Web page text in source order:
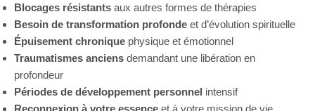
Blocages résistants aux autres formes de thérapies
Besoin de transformation profonde et d’évolution spirituelle
Épuisement chronique physique et émotionnel
Traumatismes anciens demandant une libération en
profondeur
Périodes de développement personnel intensif
Reconnexion à votre essence et à votre mission de vie